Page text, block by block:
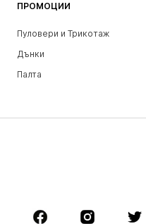
ПРОМОЦИИ
Пуловери и Трикотаж
Дънки
Палта
Поли
Аксесоари